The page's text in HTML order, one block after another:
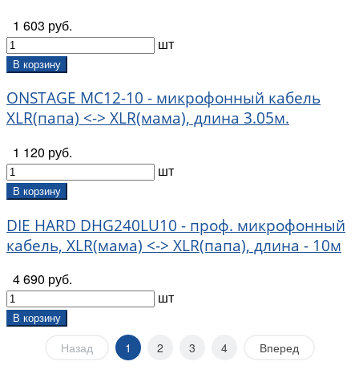
1 603 руб.
шт
В корзину
ONSTAGE MC12-10 - микрофонный кабель
XLR(папа) <-> XLR(мама), длина 3.05м.
1 120 руб.
шт
В корзину
DIE HARD DHG240LU10 - проф. микрофонный
кабель, XLR(мама) <-> XLR(папа), длина - 10м
4 690 руб.
шт
В корзину
Назад 1 2 3 4 Вперед